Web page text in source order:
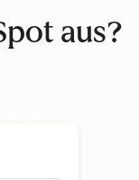
aus?